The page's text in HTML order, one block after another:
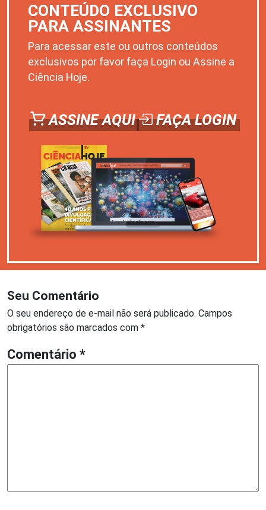
CONTEÚDO EXCLUSIVO
PARA ASSINANTES
Para acessar este ou outros conteúdos
exclusivos por favor faça Login ou Assine a
Ciência Hoje.
ASSINE AQUI FAÇA LOGIN
Seu Comentário
O seu endereço de e-mail não será publicado. Campos
obrigatórios são marcados com *
Comentário *